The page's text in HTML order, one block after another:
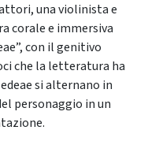
una violinista e
corale e immersiva
con il genitivo
che la letteratura ha
si alternano in
personaggio in un